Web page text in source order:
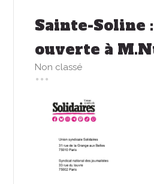
Sainte-Soline
ouverte à
Non classé